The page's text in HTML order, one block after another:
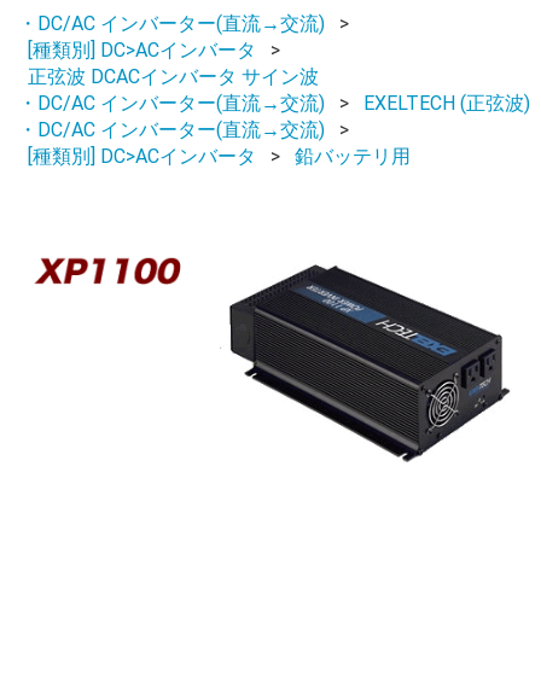
・DC/AC インバーター(直流→交流)
[種類別] DC>ACインバータ
正弦波 DCACインバータ サイン波
・DC/AC インバーター(直流→交流)
EXELTECH (正弦波)
・DC/AC インバーター(直流→交流)
[種類別] DC>ACインバータ
鉛バッテリ用